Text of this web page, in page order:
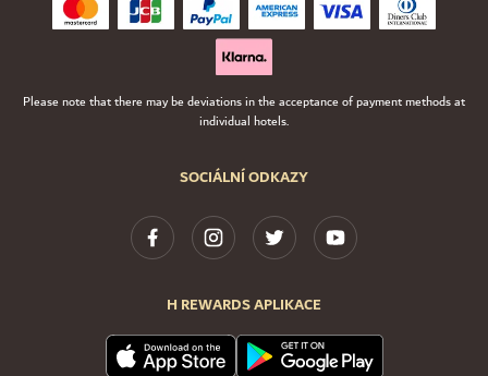
SOCIÁLNÍ ODKAZY
H REWARDS APLIKACE
Please note that there may be deviations in the acceptance of payment methods at
individual hotels.